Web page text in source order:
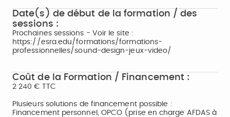
Date(s) de début de la formation / des
sessions :
Prochaines sessions - Voir le site :
https://esra.edu/formations/formations-
professionnelles/sound-design-jeux-video/
Coût de la Formation / Financement :
2 240 € TTC
Plusieurs solutions de financement possible :
Financement personnel, OPCO (prise en charge AFDAS à